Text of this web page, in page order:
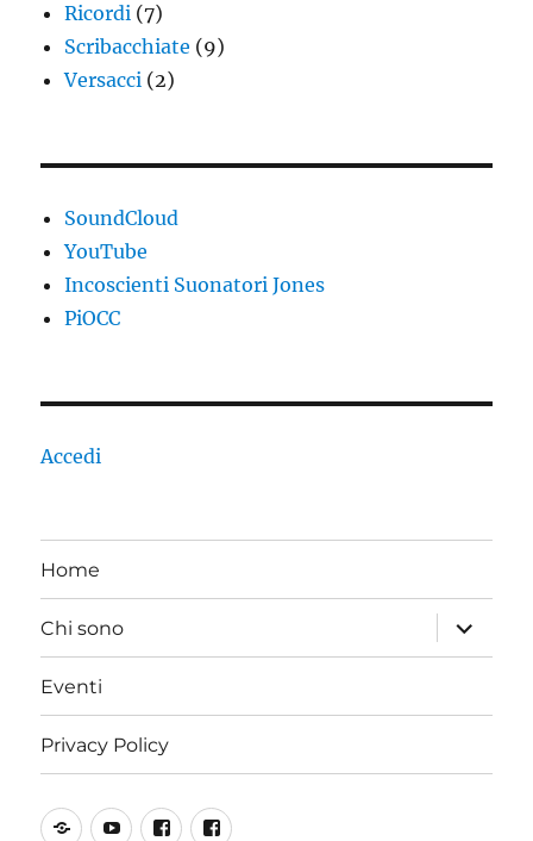
Ricordi (7)
Scribacchiate (9)
Versacci (2)
SoundCloud
YouTube
Incoscienti Suonatori Jones
PiOCC
Accedi
Home
Chi sono
apri
i
menu
Eventi
Privacy Policy
SoundCloud
YouTubeIncoscienti
PiOCC